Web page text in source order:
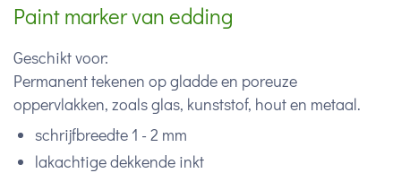
Paint marker van edding
Geschikt voor:
Permanent tekenen op gladde en poreuze
oppervlakken, zoalsglas, kunststof, hout en metaal.
schrijfbreedte 1 - 2 mm
lakachtige dekkende inkt